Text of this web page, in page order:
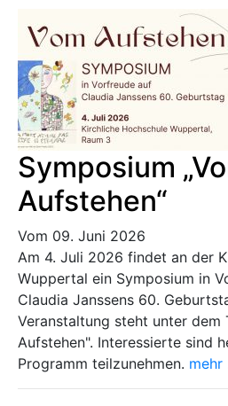
Symposium
Aufstehen“
Vom 09. Juni 2026
Am 4. Juli 2026 findet an der
Wuppertal ein Symposium in
Claudia Janssens 60.
Veranstaltung steht unter dem
Aufstehen". Interessierte sind
Programm teilzunehmen. mehr